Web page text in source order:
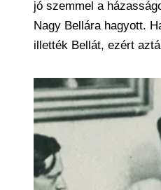
jó szemmel a
Nagy Bellára hagyott.
illették Bellát, ezért